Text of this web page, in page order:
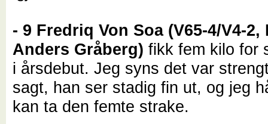
- 9 Fredriq Von Soa (V65-4/V4-2,
Anders Gråberg)fikk fem kilo for
i årsdebut. Jeg syns det var
sagt, han ser stadig fin ut, og jeg
kan ta den femte strake.